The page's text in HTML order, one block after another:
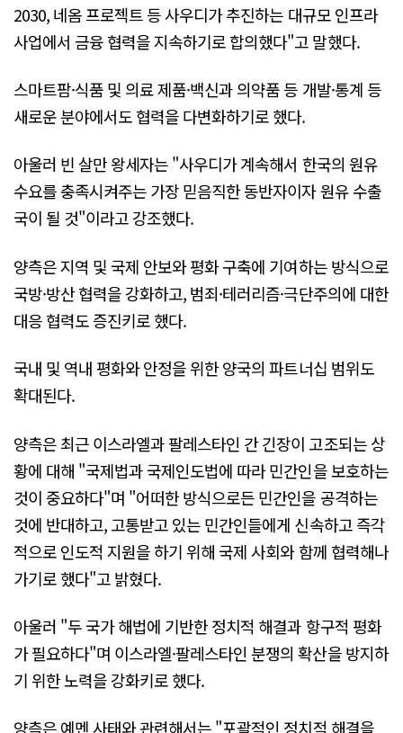
2030, 네옴 프로젝트 등 사우디가 추진하는 대규모 인프라
사업에서 금융 협력을 지속하기로 합의했다"고 말했다.
스마트팜·식품 및 의료 제품·백신과 의약품 등 개발·통계 등
새로운 분야에서도 협력을 다변화하기로 했다.
아울러 빈 살만 왕세자는 "사우디가 계속해서 한국의 원유
수요를 충족시켜주는 가장 믿음직한 동반자이자 원유 수출
국이 될 것"이라고 강조했다.
양측은 지역 및 국제 안보와 평화 구축에 기여하는 방식으로
국방·방산 협력을 강화하고, 범죄·테러리즘·극단주의에 대한
대응 협력도 증진키로 했다.
국내 및 역내 평화와 안정을 위한 양국의 파트너십 범위도
확대된다.
양측은 최근 이스라엘과 팔레스타인 간 긴장이 고조되는 상
황에 대해 "국제법과 국제인도법에 따라 민간인을 보호하는
것이 중요하다"며 "어떠한 방식으로든 민간인을 공격하는
것에 반대하고, 고통받고 있는 민간인들에게 신속하고 즉각
적으로 인도적 지원을 하기 위해 국제 사회와 함께 협력해나
가기로 했다"고 밝혔다.
아울러 "두 국가 해법에 기반한 정치적 해결과 항구적 평화
가 필요하다"며 이스라엘·팔레스타인 분쟁의 확산을 방지하
기 위한 노력을 강화키로 했다.
양측은 예멘 사태와 관련해서는 "포괄적인 정치적 해결을